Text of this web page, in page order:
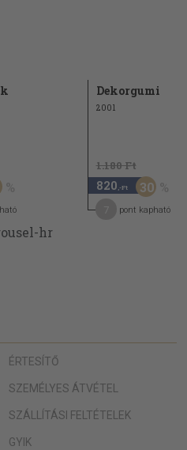
Dekorgumi
2001
1.180 Ft
820 ,-Ft 30
pont kapható
ÉRTESÍTŐ
SZEMÉLYES ÁTVÉTEL
SZÁLLÍTÁSI FELTÉTELEK
GYIK